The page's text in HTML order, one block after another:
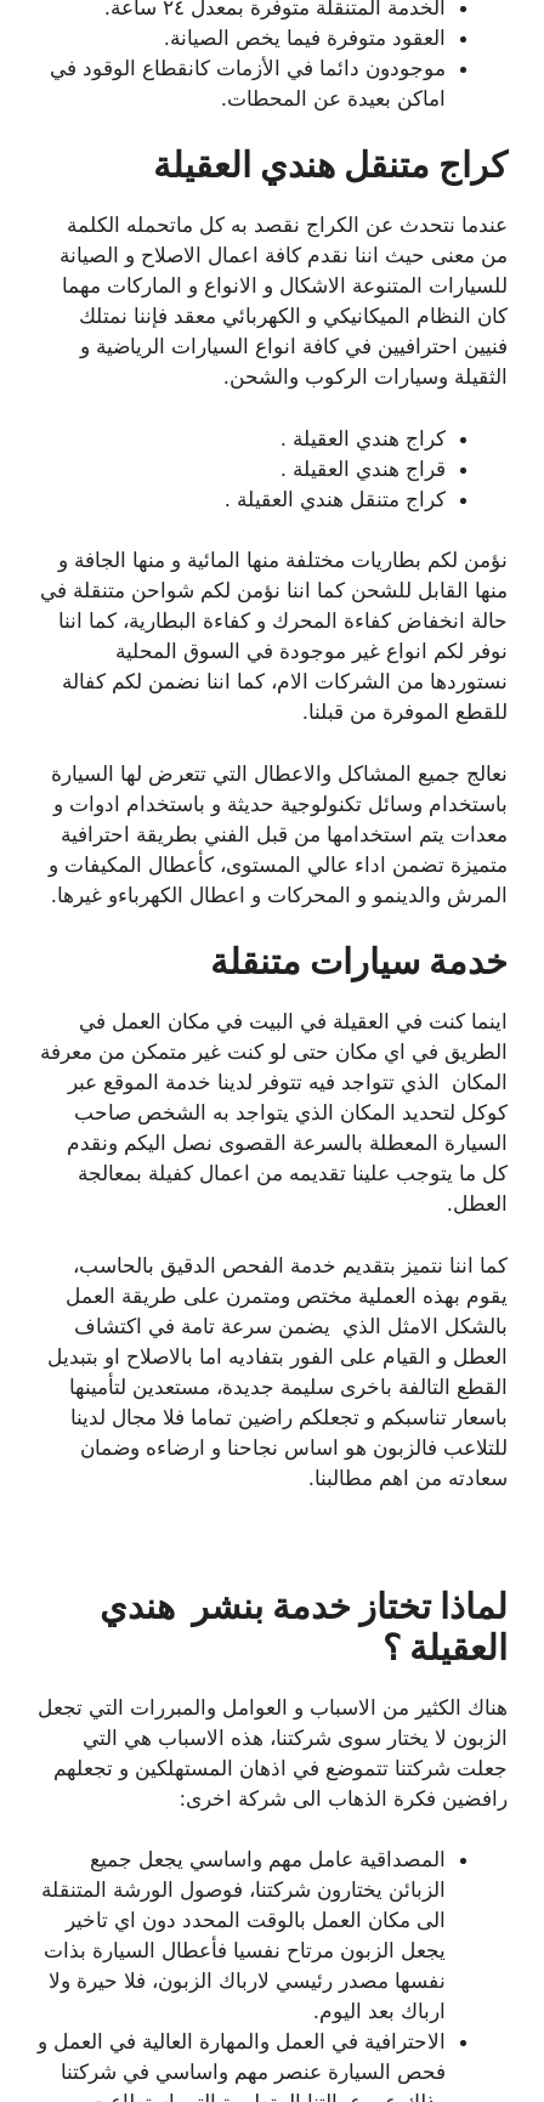
الخدمة المتنقلة متوفرة بمعدل ٢٤ ساعة.
العقود متوفرة فيما يخص الصيانة.
موجودون دائما في الأزمات كانقطاع الوقود في
اماكن بعيدة عن المحطات.
كراج متنقل هندي العقيلة
عندما نتحدث عن الكراج نقصد به كل ماتحمله الكلمة
من معنى حيث اننا نقدم كافة اعمال الاصلاح و الصيانة
للسيارات المتنوعة الاشكال و الانواع و الماركات مهما
كان النظام الميكانيكي و الكهربائي معقد فإننا نمتلك
فنيين احترافيين في كافة انواع السيارات الرياضية و
الثقيلة وسيارات الركوب والشحن.
كراج هندي العقيلة .
قراج هندي العقيلة .
كراج متنقل هندي العقيلة .
نؤمن لكم بطاريات مختلفة منها المائية و منها الجافة و
منها القابل للشحن كما اننا نؤمن لكم شواحن متنقلة في
حالة انخفاض كفاءة المحرك و كفاءة البطارية، كما اننا
نوفر لكم انواع غير موجودة في السوق المحلية
نستوردها من الشركات الام، كما اننا نضمن لكم كفالة
للقطع الموفرة من قبلنا.
نعالج جميع المشاكل والاعطال التي تتعرض لها السيارة
باستخدام وسائل تكنولوجية حديثة و باستخدام ادوات و
معدات يتم استخدامها من قبل الفني بطريقة احترافية
متميزة تضمن اداء عالي المستوى، كأعطال المكيفات و
المرش والدينمو و المحركات و اعطال الكهرباءو غيرها.
خدمة سيارات متنقلة
اينما كنت في العقيلة في البيت في مكان العمل في
الطريق في اي مكان حتى لو كنت غير متمكن من معرفة
المكان الذي تتواجد فيه تتوفر لدينا خدمة الموقع عبر
كوكل لتحديد المكان الذي يتواجد به الشخص صاحب
السيارة المعطلة بالسرعة القصوى نصل اليكم ونقدم
كل ما يتوجب علينا تقديمه من اعمال كفيلة بمعالجة
العطل.
كما اننا نتميز بتقديم خدمة الفحص الدقيق بالحاسب،
يقوم بهذه العملية مختص ومتمرن على طريقة العمل
بالشكل الامثل الذي يضمن سرعة تامة في اكتشاف
العطل و القيام على الفور بتفاديه اما بالاصلاح او بتبديل
القطع التالفة باخرى سليمة جديدة، مستعدين لتأمينها
باسعار تناسبكم و تجعلكم راضين تماما فلا مجال لدينا
للتلاعب فالزبون هو اساس نجاحنا و ارضاءه وضمان
سعادته من اهم مطالبنا.
لماذا تختاز خدمة بنشر هندي
العقيلة ؟
هناك الكثير من الاسباب و العوامل والمبررات التي تجعل
الزبون لا يختار سوى شركتنا، هذه الاسباب هي التي
جعلت شركتنا تتموضع في اذهان المستهلكين و تجعلهم
رافضين فكرة الذهاب الى شركة اخرى:
المصداقية عامل مهم واساسي يجعل جميع
الزبائن يختارون شركتنا، فوصول الورشة المتنقلة
الى مكان العمل بالوقت المحدد دون اي تاخير
يجعل الزبون مرتاح نفسيا فأعطال السيارة بذات
نفسها مصدر رئيسي لارباك الزبون، فلا حيرة ولا
ارباك بعد اليوم.
الاحترافية في العمل والمهارة العالية في العمل و
فحص السيارة عنصر مهم واساسي في شركتنا